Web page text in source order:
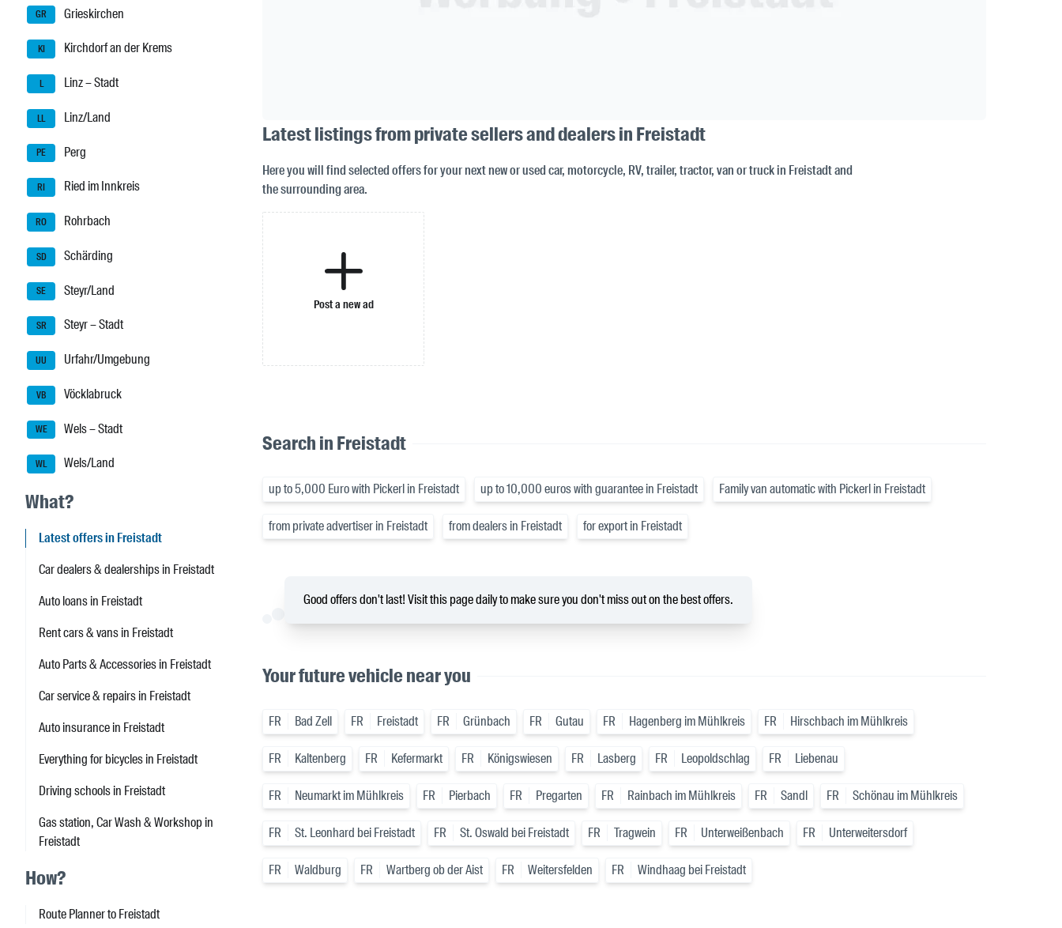
GR Grieskirchen
KI Kirchdorf an der Krems
L Linz – Stadt
LL Linz/Land
PE Perg
RI Ried im Innkreis
RO Rohrbach
SD Schärding
SE Steyr/Land
SR Steyr – Stadt
UU Urfahr/Umgebung
VB Vöcklabruck
WE Wels – Stadt
WL Wels/Land
What?
Latest offers in Freistadt
Car dealers & dealerships in Freistadt
Auto loans in Freistadt
Rent cars & vans in Freistadt
Auto Parts & Accessories in Freistadt
Car service & repairs in Freistadt
Auto insurance in Freistadt
Everything for bicycles in Freistadt
Driving schools in Freistadt
Gas station, Car Wash & Workshop in
Freistadt
How?
Route Planner to Freistadt
Latest listings from private sellers and dealers in Freistadt
Here you will find selected offers for your next new or used car, motorcycle, RV, trailer, tractor, van or truck in Freistadt and
the surrounding area.
Post a new ad
Search in Freistadt
up to 5,000 Euro with Pickerl in Freistadt up to 10,000 euros with guarantee in Freistadt Family van automatic with Pickerl in Freistadt
from private advertiser in Freistadt from dealers in Freistadt for export in Freistadt
Good offers don't last! Visit this page daily to make sure you don't miss out on the best offers.
Your future vehicle near you
FR Bad Zell FR Freistadt FR Grünbach FR Gutau FR Hagenberg im Mühlkreis FR Hirschbach im Mühlkreis
FR Kaltenberg FR Kefermarkt FR Königswiesen FR Lasberg FR Leopoldschlag FR Liebenau
FR Neumarkt im Mühlkreis FR Pierbach FR Pregarten FR Rainbach im Mühlkreis FR Sandl FR Schönau im Mühlkreis
FR St. Leonhard bei Freistadt FR St. Oswald bei Freistadt FR Tragwein FR Unterweißenbach FR Unterweitersdorf
FR Waldburg FR Wartberg ob der Aist FR Weitersfelden FR Windhaag bei Freistadt